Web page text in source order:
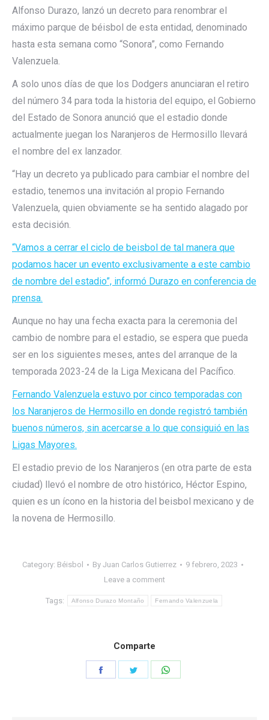
Alfonso Durazo, lanzó un decreto para renombrar el
máximo parque de béisbol de esta entidad, denominado
hasta esta semana como “Sonora”, como Fernando
Valenzuela.
A solo unos días de que los Dodgers anunciaran el retiro
del número 34 para toda la historia del equipo, el Gobierno
del Estado de Sonora anunció que el estadio donde
actualmente juegan los Naranjeros de Hermosillo llevará
el nombre del ex lanzador.
“Hay un decreto ya publicado para cambiar el nombre del
estadio, tenemos una invitación al propio Fernando
Valenzuela, quien obviamente se ha sentido alagado por
esta decisión.
“Vamos a cerrar el ciclo de beisbol de tal manera que
podamos hacer un evento exclusivamente a este cambio
de nombre del estadio”, informó Durazo en conferencia de
prensa.
Aunque no hay una fecha exacta para la ceremonia del
cambio de nombre para el estadio, se espera que pueda
ser en los siguientes meses, antes del arranque de la
temporada 2023-24 de la Liga Mexicana del Pacífico.
Fernando Valenzuela estuvo por cinco temporadas con
los Naranjeros de Hermosillo en donde registró también
buenos números, sin acercarse a lo que consiguió en las
Ligas Mayores.
El estadio previo de los Naranjeros (en otra parte de esta
ciudad) llevó el nombre de otro histórico, Héctor Espino,
quien es un ícono en la historia del beisbol mexicano y de
la novena de Hermosillo.
Category: Béisbol By Juan Carlos Gutierrez
9 febrero, 2023
Leave a comment
Tags: Alfonso Durazo Montaño Fernando Valenzuela
Comparte
Share